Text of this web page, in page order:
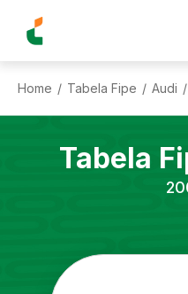
Home / Tabela Fipe / Audi /
Tabela